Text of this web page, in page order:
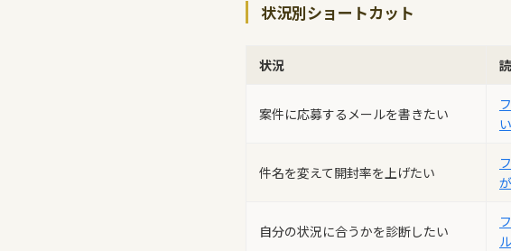
状況別ショートカット
状況
案件に応募するメールを書きたい
件名を変えて開封率を上げたい
自分の状況に合うかを診断したい